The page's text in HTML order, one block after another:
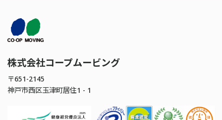
株式会社コープムービング
〒651-2145
神戸市西区玉津町居住1 - 1